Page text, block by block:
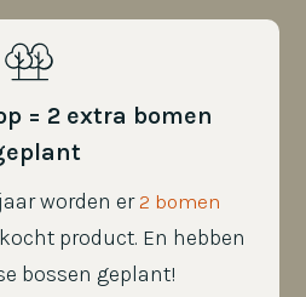
= 2 extra bomen
worden er2 bomen
product. En hebben
bossen geplant!